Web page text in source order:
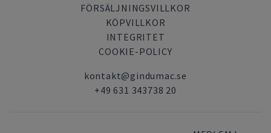
FÖRSÄLJNINGSVILLKOR
KÖPVILLKOR
INTEGRITET
COOKIE-POLICY
kontakt@gindumac.se
+49 631 343738 20